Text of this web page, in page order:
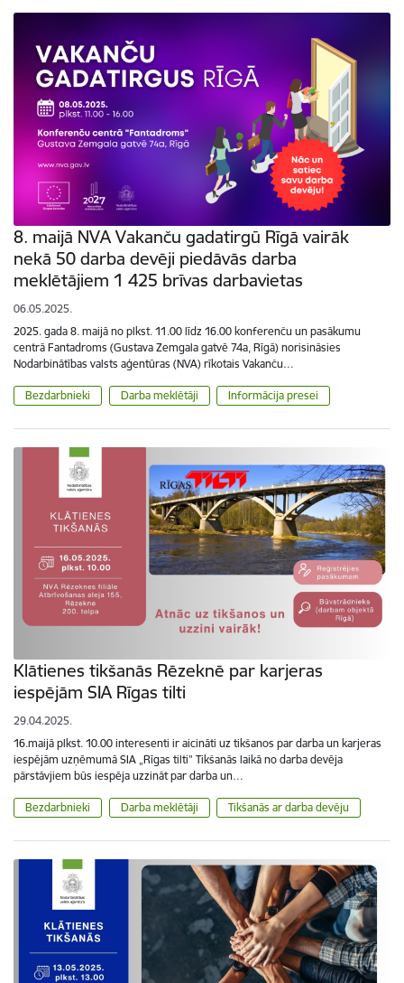
8. maijā NVA Vakanču gadatirgū Rīgā vairāk
nekā 50 darba devēji piedāvās darba
meklētājiem 1 425 brīvas darbavietas
06.05.2025.
2025. gada 8. maijā no plkst. 11.00 līdz 16.00 konferenču un pasākumu
centrā Fantadroms (Gustava Zemgala gatvē 74a, Rīgā) norisināsies
Nodarbinātības valsts aģentūras (NVA) rīkotais Vakanču…
Bezdarbnieki Darba meklētāji Informācija presei
Klātienes tikšanās Rēzeknē par karjeras
iespējām SIA Rīgas tilti
29.04.2025.
16.maijā plkst. 10.00 interesenti ir aicināti uz tikšanos par darba un karjeras
iespējām uzņēmumā SIA „Rīgas tilti” Tikšanās laikā no darba devēja
pārstāvjiem būs iespēja uzzināt par darba un…
Bezdarbnieki Darba meklētāji Tikšanās ar darba devēju